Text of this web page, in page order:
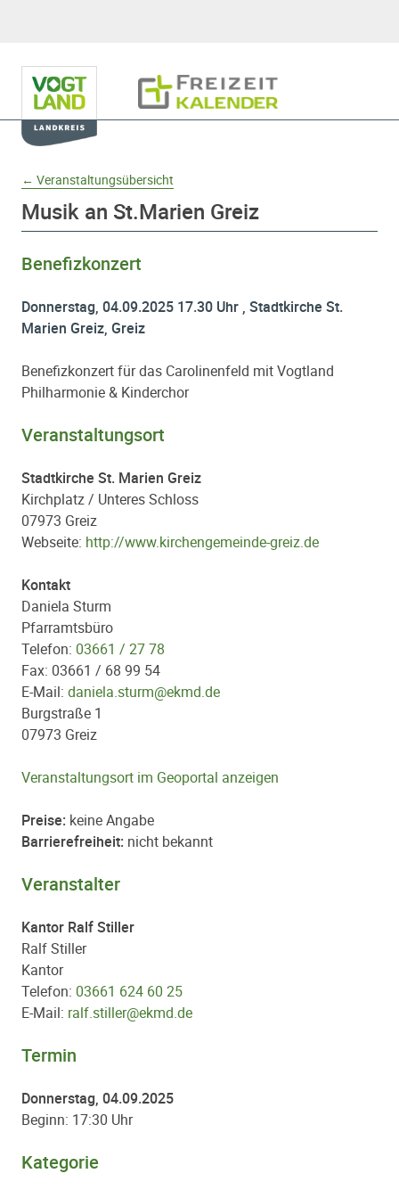
← Veranstaltungsübersicht
Musik an St.Marien Greiz
Benefizkonzert
Donnerstag, 04.09.2025 17.30 Uhr , Stadtkirche St.
Marien Greiz, Greiz
Benefizkonzert für das Carolinenfeld mit Vogtland
Philharmonie & Kinderchor
Veranstaltungsort
Stadtkirche St. Marien Greiz
Kirchplatz / Unteres Schloss
07973 Greiz
Webseite: http://www.kirchengemeinde-greiz.de
Kontakt
Daniela Sturm
Pfarramtsbüro
Telefon: 03661 / 27 78
Fax: 03661 / 68 99 54
E-Mail: daniela.sturm@ekmd.de
Burgstraße 1
07973 Greiz
Veranstaltungsort im Geoportal anzeigen
Preise: keine Angabe
Barrierefreiheit: nicht bekannt
Veranstalter
Kantor Ralf Stiller
Ralf Stiller
Kantor
Telefon: 03661 624 60 25
E-Mail: ralf.stiller@ekmd.de
Termin
Donnerstag, 04.09.2025
Beginn: 17:30 Uhr
Kategorie